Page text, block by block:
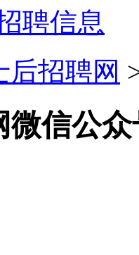
聘信息
后招聘网
微信公众